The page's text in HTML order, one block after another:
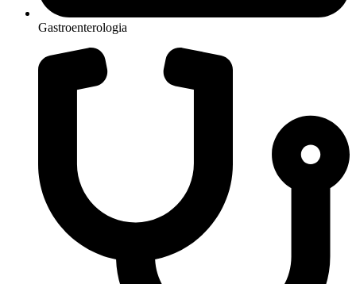
Gastroenterologia